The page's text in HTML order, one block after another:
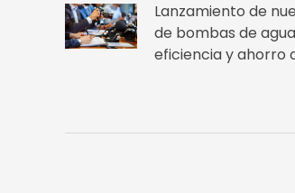
Lanzamiento de
de bombas de
eficiencia y ahorro